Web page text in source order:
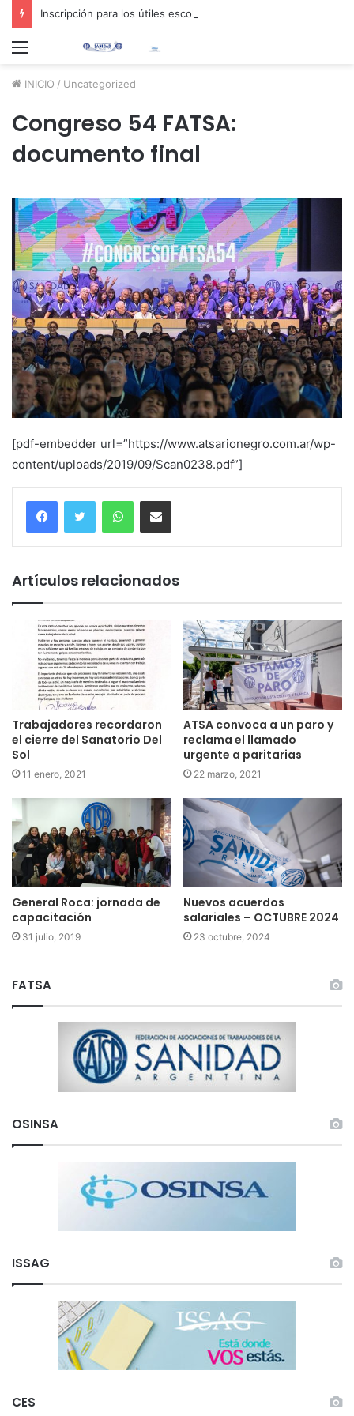
Inscripción para los útiles escolares 2026 📚✏️
Menú
INICIO / Uncategorized
Congreso 54 FATSA:
documento final
[pdf-embedder url=”https://www.atsarionegro.com.ar/wp-
content/uploads/2019/09/Scan0238.pdf”]
WhatsAppCompartir
Artículos relacionados
Trabajadores recordaron
el cierre del Sanatorio Del
Sol
11 enero, 2021
ATSA convoca a un paro y
reclama el llamado
urgente a paritarias
22 marzo, 2021
General Roca: jornada de
capacitación
31 julio, 2019
Nuevos acuerdos
salariales – OCTUBRE 2024
23 octubre, 2024
FATSA
OSINSA
ISSAG
CES